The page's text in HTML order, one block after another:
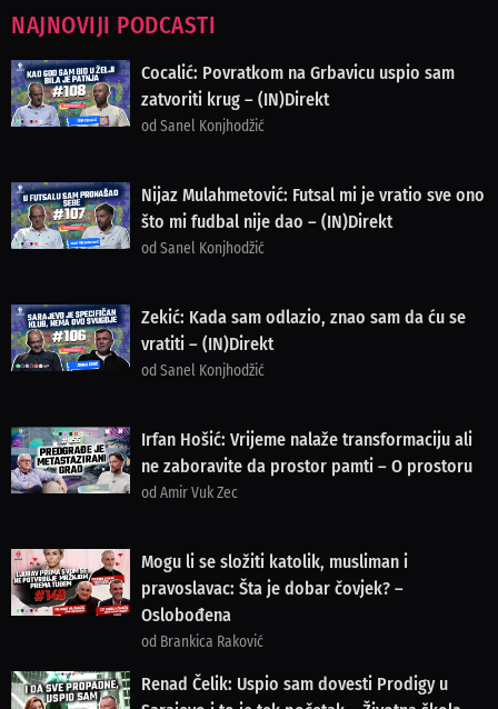
NAJNOVIJI PODCASTI
Cocalić: Povratkom na Grbavicu uspio sam
zatvoriti krug – (IN)Direkt
od Sanel Konjhodžić
Nijaz Mulahmetović: Futsal mi je vratio sve ono
što mi fudbal nije dao – (IN)Direkt
od Sanel Konjhodžić
Zekić: Kada sam odlazio, znao sam da ću se
vratiti – (IN)Direkt
od Sanel Konjhodžić
Irfan Hošić: Vrijeme nalaže transformaciju ali
ne zaboravite da prostor pamti – O prostoru
od Amir Vuk Zec
Mogu li se složiti katolik, musliman i
pravoslavac: Šta je dobar čovjek? –
Oslobođena
od Brankica Raković
Renad Čelik: Uspio sam dovesti Prodigy u